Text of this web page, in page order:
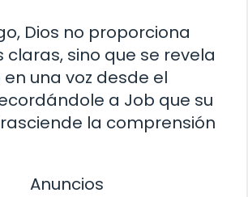
Dios no proporciona
claras, sino que se revela
una voz desde el
a Job que su
la comprensión
Anuncios